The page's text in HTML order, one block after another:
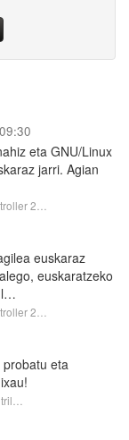
eta GNU/Linux
jarri. Agian
2…
euskaraz
euskaratzeko
l…
2…
eta